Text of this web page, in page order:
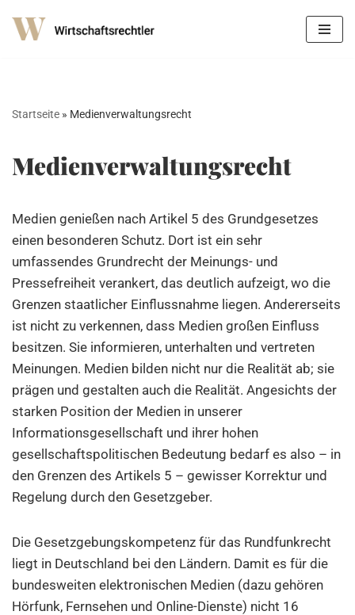
Zum
Startseite » Medienverwaltungsrecht
Medienverwaltungsrecht
Medien genießen nach Artikel 5 des Grundgesetzes
einen besonderen Schutz. Dort ist ein sehr
umfassendes Grundrecht der Meinungs- und
Pressefreiheit verankert, das deutlich aufzeigt, wo die
Grenzen staatlicher Einflussnahme liegen. Andererseits
ist nicht zu verkennen, dass Medien großen Einfluss
besitzen. Sie informieren, unterhalten und vertreten
Meinungen. Medien bilden nicht nur die Realität ab; sie
prägen und gestalten auch die Realität. Angesichts der
starken Position der Medien in unserer
Informationsgesellschaft und ihrer hohen
gesellschaftspolitischen Bedeutung bedarf es also – in
den Grenzen des Artikels 5 – gewisser Korrektur und
Regelung durch den Gesetzgeber.
Die Gesetzgebungskompetenz für das Rundfunkrecht
liegt in Deutschland bei den Ländern. Damit es für die
bundesweiten elektronischen Medien (dazu gehören
Hörfunk, Fernsehen und Online-Dienste) nicht 16